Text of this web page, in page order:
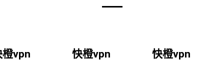
橙vpn 快橙vpn 快橙vpn